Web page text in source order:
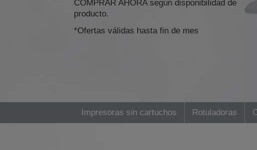
COMPRAR AHORA según disponibilidad de
producto.
*Ofertas válidas hasta fin de mes
Impresoras sin cartuchos Rotuladoras